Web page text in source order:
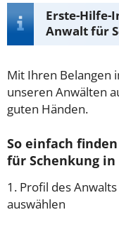
Erste-Hilfe-
Anwalt für
Mit Ihren Belangen
unseren Anwälten
guten Händen.
So einfach
für Schenkung in
1. Profil des
auswählen